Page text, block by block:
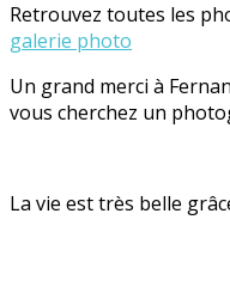
Retrouvez toutes les
galerie photo
Un grand merci à
vous cherchez un
La vie est très belle